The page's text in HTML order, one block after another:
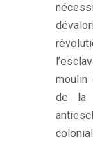
moulin
de la